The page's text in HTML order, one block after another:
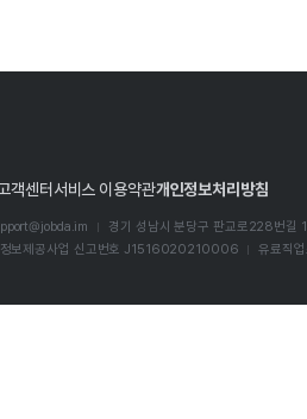
객센터 서비스 이용약관개인정보처리방침
경기 성남시 분당구 판교로228번길
정보제공사업 신고번호 J1516020210006 유료직